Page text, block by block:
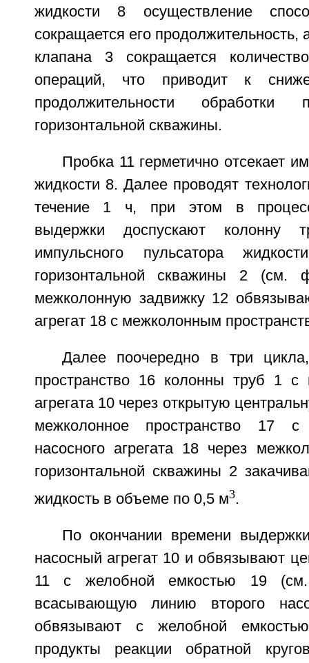
жидкости 8 осуществление
сокращается его продолжительность,
клапана 3 сокращается
операций, что приводит к
продолжительности обработки
горизонтальной скважины.
Пробка 11 герметично отсекает
жидкости 8. Далее проводят
течение 1 ч, при этом в
выдержки доспускают
импульсного пульсатора
горизонтальной скважины 2 (см.
межколонную задвижку 12
агрегат 18 с межколонным
Далее поочередно в три
пространство 16 колонны труб 1 с
агрегата 10 через открытую
межколонное пространство 17
насосного агрегата 18 через
горизонтальной скважины 2
жидкость в объеме по 0,5 м3.
По окончании времени
насосный агрегат 10 и обвязывают
11 с желобной емкостью 19
всасывающую линию второго
обвязывают с желобной
продукты реакции обратной